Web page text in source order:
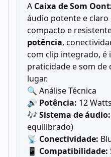
A Caixa de Som
áudio potente e
compacto e
potência,
com clip integrado, é
praticidade e som
lugar.
🔍 Análise Técnica
🔊 Potência: 12
🎶 Sistema de áudio:
equilibrado)
📡 Conectividade:
📱 Compatibilidade: